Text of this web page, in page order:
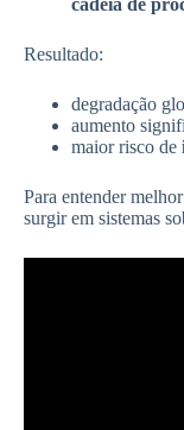
cadeia de
Resultado:
degradação
aumento
maior risco de
Para entender
surgir em sistemas